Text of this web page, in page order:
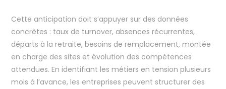
Cette anticipation doit s’appuyer sur des données
concrètes : taux de turnover, absences récurrentes,
départs à la retraite, besoins de remplacement, montée
en charge des sites et évolution des compétences
attendues. En identifiant les métiers en tension plusieurs
mois à l’avance, les entreprises peuvent structurer des